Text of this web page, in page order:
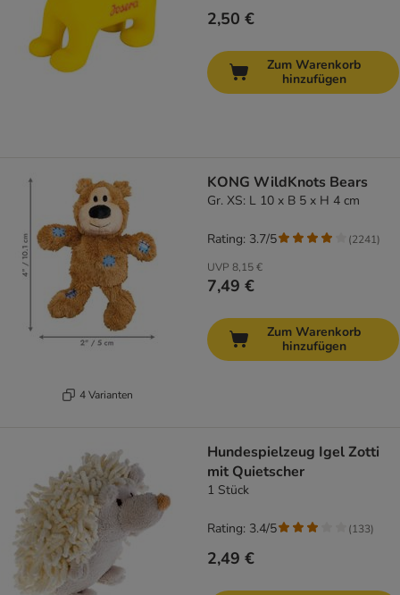
2,50 €
Zum Warenkorb
hinzufügen
4 Varianten
KONG WildKnots Bears
Gr. XS: L 10 x B 5 x H 4 cm
UVP 8,15 €
7,49 €
Rating: 3.7/5 (2241)
Zum Warenkorb
hinzufügen
Hundespielzeug Igel Zotti
mit Quietscher
1 Stück
2,49 €
Rating: 3.4/5 (133)